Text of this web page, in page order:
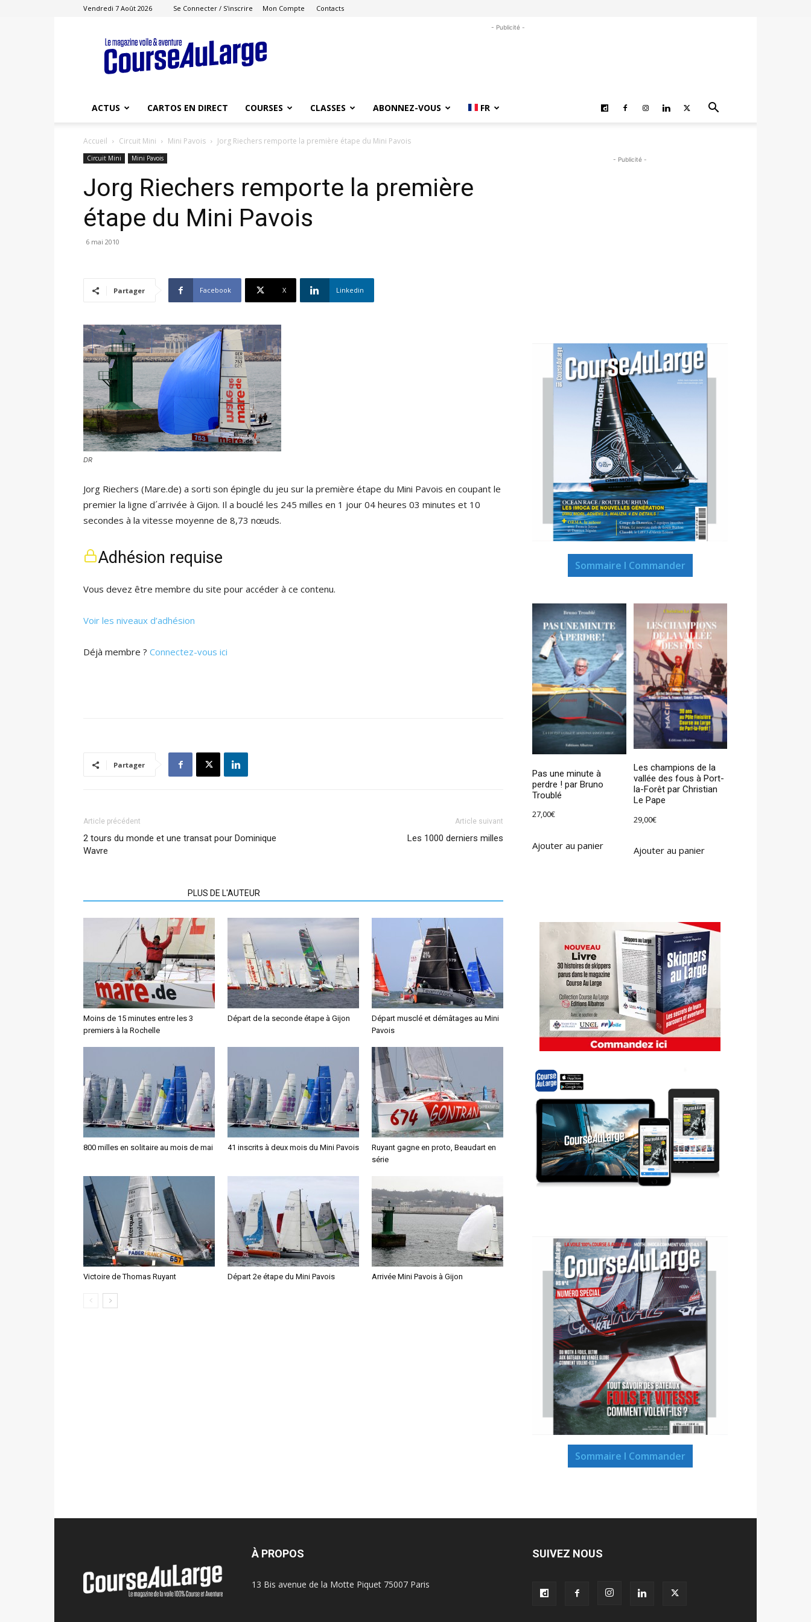
Vendredi 7 Août 2026 Se Connecter / S'inscrire Mon Compte Contacts
Course
au
Large
- Publicité -
ACTUS CARTOS EN DIRECT COURSES CLASSES ABONNEZ-VOUS FR
Accueil Circuit Mini Mini Pavois Jorg Riechers remporte la première étape du Mini Pavois
Circuit Mini Mini Pavois
Jorg Riechers remporte la première
étape du Mini Pavois
6 mai 2010
Partager Facebook X Linkedin
DR
Jorg Riechers (Mare.de) a sorti son épingle du jeu sur la première étape du Mini Pavois en coupant le
premier la ligne d´arrivée à Gijon. Il a bouclé les 245 milles en 1 jour 04 heures 03 minutes et 10
secondes à la vitesse moyenne de 8,73 nœuds.
Adhésion requise
Vous devez être membre du site pour accéder à ce contenu.
Voir les niveaux d’adhésion
Déjà membre ? Connectez-vous ici
Partager
Article précédent
2 tours du monde et une transat pour Dominique
Wavre
Article suivant
Les 1000 derniers milles
PLUS DE L'AUTEUR
Moins de 15 minutes entre les 3
premiers à la Rochelle
Départ de la seconde étape à Gijon
Départ musclé et démâtages au Mini
Pavois
800 milles en solitaire au mois de mai 41 inscrits à deux mois du Mini Pavois
Ruyant gagne en proto, Beaudart en
série
Victoire de Thomas Ruyant Départ 2e étape du Mini Pavois Arrivée Mini Pavois à Gijon
- Publicité -
Sommaire I Commander
Pas une minute à
perdre ! par Bruno
Troublé
27,00€
Ajouter au panier
Les champions de la
vallée des fous à Port-
la-Forêt par Christian
Le Pape
29,00€
Ajouter au panier
Sommaire I Commander
À PROPOS
13 Bis avenue de la Motte Piquet 75007 Paris
SUIVEZ NOUS